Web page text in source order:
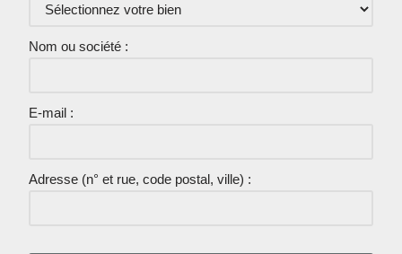
Nom ou société :
E-mail :
Adresse (n° et rue, code postal, ville) :